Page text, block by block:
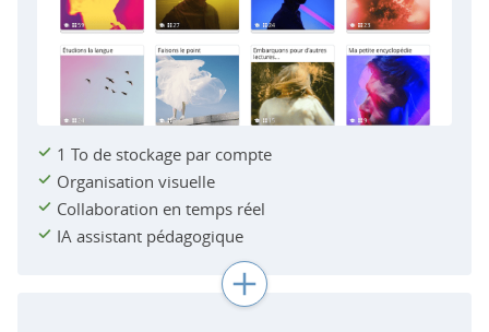
1 To de stockage par compte
Organisation visuelle
Collaboration en temps réel
IA assistant pédagogique